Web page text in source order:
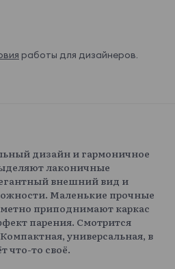
работы для дизайнеров.
дизайн и гармоничное
лаконичные
внешний вид и
Маленькие прочные
приподнимают каркас
парения. Смотрится
универсальная, в
что-то своё.